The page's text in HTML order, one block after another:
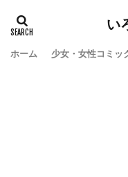
い
ホーム 少女・女性コミッ